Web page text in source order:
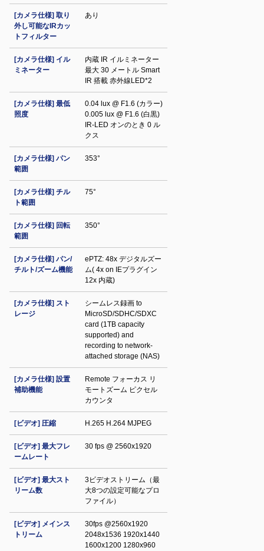
[カメラ仕様] 取り
外し可能なIRカッ
トフィルター
あり
[カメラ仕様] イル
ミネーター
内蔵 IR イルミネーター
最大 30 メートル Smart
IR 搭載 赤外線LED*2
[カメラ仕様] 最低
照度
0.04 lux @ F1.6 (カラー)
0.005 lux @ F1.6 (白黒)
IR‐LED オンのとき 0 ル
クス
[カメラ仕様] パン
範囲
353°
[カメラ仕様] チル
ト範囲
75°
[カメラ仕様] 回転
範囲
350°
[カメラ仕様] パン/
チルト/ズーム機能
ePTZ: 48x デジタルズー
ム( 4x on IEプラグイン
12x 内蔵)
[カメラ仕様] スト
レージ
シームレス録画 to
MicroSD/SDHC/SDXC
card (1TB capacity
supported) and
recording to network-
attached storage (NAS)
[カメラ仕様] 設置
補助機能
Remote フォーカス リ
モートズーム ピクセル
カウンタ
[ビデオ] 圧縮 H.265 H.264 MJPEG
[ビデオ] 最大フレ
ームレート
30 fps @ 2560x1920
[ビデオ] 最大スト
リーム数
3ビデオストリーム（最
大8つの設定可能なプロ
ファイル）
[ビデオ] メインス
トリーム
30fps @2560x1920
2048x1536 1920x1440
1600x1200 1280x960